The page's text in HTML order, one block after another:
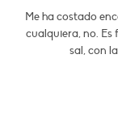
Me ha costado
cualquiera, no.
sal, con